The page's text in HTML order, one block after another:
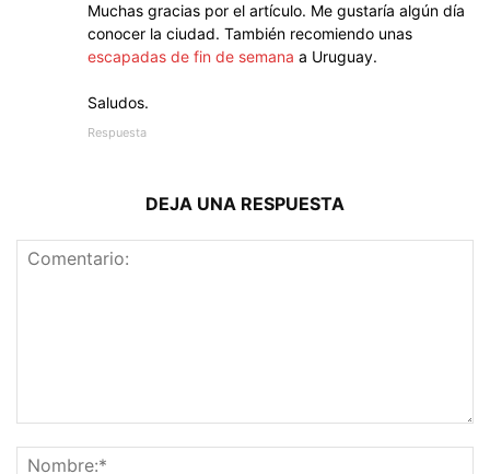
Muchas gracias por el artículo. Me gustaría algún día
conocer la ciudad. También recomiendo unas
escapadas de fin de semana a Uruguay.
Saludos.
Respuesta
DEJA UNA RESPUESTA